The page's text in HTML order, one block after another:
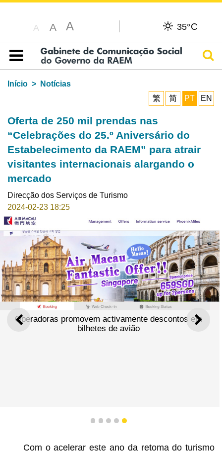
A A A 35°C
Índice
Início
Notícias
繁
简 PT EN
Oferta de 250 mil prendas nas
“Celebrações do 25.º Aniversário do
Estabelecimento da RAEM” para atrair
visitantes internacionais alargando o
mercado
Direcção dos Serviços de Turismo
2024-02-23 18:25
ANTERIOR
Operadoras promovem activamente descontos em
bilhetes de avião
1 2 3 4 5
Com o acelerar este ano da retoma do turismo